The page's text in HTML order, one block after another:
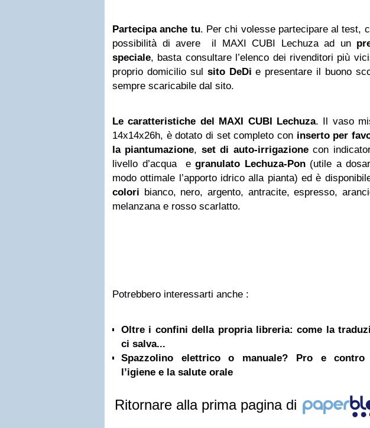
Partecipa anche tu. Per chi volesse partecipare al test,
possibilità di avere il MAXI CUBI Lechuza ad un
speciale, basta consultare l’elenco dei rivenditori più
proprio domicilio sul sito DeDi e presentare il buono
sempre scaricabile dal sito.
Le caratteristiche del MAXI CUBI Lechuza. Il vaso
14x14x26h, è dotato di set completo con inserto per
la piantumazione, set di auto-irrigazionecon
livello d’acqua egranulato Lechuza-Pon(utile a
modo ottimale l’apporto idrico alla pianta) ed è
colori bianco, nero, argento, antracite, espresso,
melanzana e rosso scarlatto.
Potrebbero interessarti anche :
Oltre i confini della propria libreria: come la
ci salva...
Spazzolino elettrico o manuale? Pro e contro
l’igiene e la salute orale
Ritornare alla prima pagina di